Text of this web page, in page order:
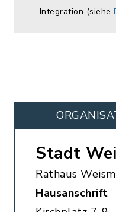
Integration (siehe
Stadt
Rathaus
Hausanschrift